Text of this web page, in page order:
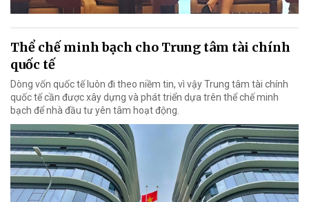
Thể chế minh bạch cho Trung tâm tài chính
quốc tế
Dòng vốn quốc tế luôn đi theo niềm tin, vì vậy Trung tâm tài chính
quốc tế cần được xây dựng và phát triển dựa trên thể chế minh
bạch để nhà đầu tư yên tâm hoạt động.